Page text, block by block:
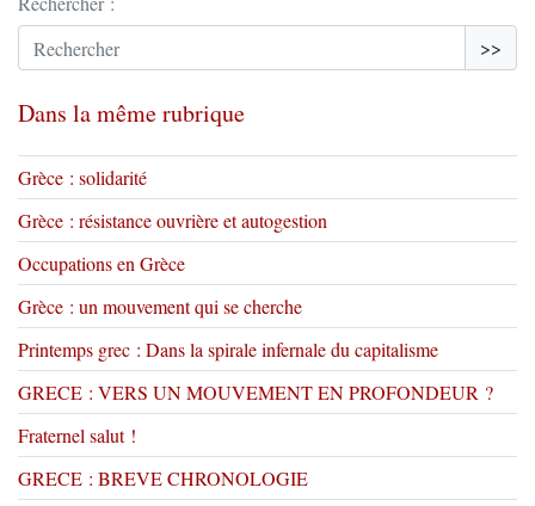
>>
Dans la même rubrique
Grèce : solidarité
Grèce : résistance ouvrière et autogestion
Occupations en Grèce
Grèce : un mouvement qui se cherche
Printemps grec : Dans la spirale infernale du capitalisme
GRECE : VERS UN MOUVEMENT EN PROFONDEUR ?
Fraternel salut !
GRECE : BREVE CHRONOLOGIE